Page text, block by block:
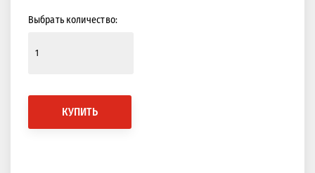
Выбрать количество:
КУПИТЬ